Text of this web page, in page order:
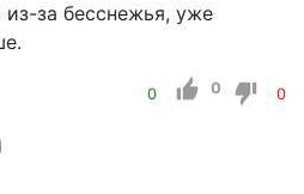
за бесснежья, уже
0 0 0